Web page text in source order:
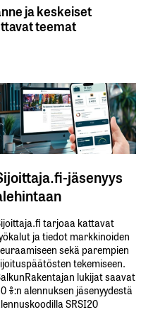
ja keskeiset
teemat
jäsenyys
tarjoaa kattavat
ja tiedot markkinoiden
sekä parempien
tekemiseen.
lukijat saavat
%:n alennuksen jäsenyydestä
SRSI20